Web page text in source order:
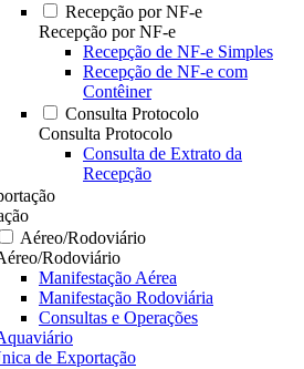
Recepção por NF-e
Recepção por NF-e
Recepção de NF-e Simples
Recepção de NF-e com
Contêiner
Consulta Protocolo
Consulta Protocolo
Consulta de Extrato da
Recepção
Aéreo/Rodoviário
Rodoviário
Manifestação Aérea
Manifestação Rodoviária
Consultas e Operações
de Exportação